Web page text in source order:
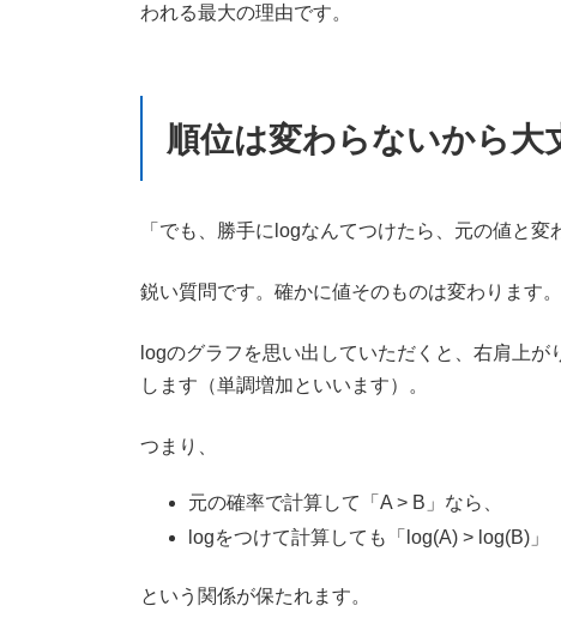
われる最大の理由です。
順位は変わらないから大
「でも、勝手にlogなんてつけたら、元の値と変
鋭い質問です。確かに値そのものは変わります
logのグラフを思い出していただくと、右肩上
します（単調増加といいます）。
つまり、
元の確率で計算して「A > B」なら、
logをつけて計算しても「log(A) > log(B)」
という関係が保たれます。